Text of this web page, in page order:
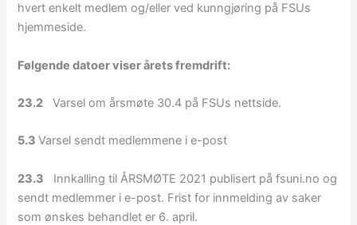
hvert enkelt medlem og/eller ved kunngjøring på FSUs
hjemmeside.
Følgende datoer viser årets fremdrift:
23.2Varsel om årsmøte 30.4 på FSUs nettside.
5.3Varsel sendt medlemmene i e-post
23.3 Innkalling til ÅRSMØTE 2021 publisert på fsuni.no og
sendt medlemmer i e-post. Frist for innmelding av saker
som ønskes behandlet er 6. april.